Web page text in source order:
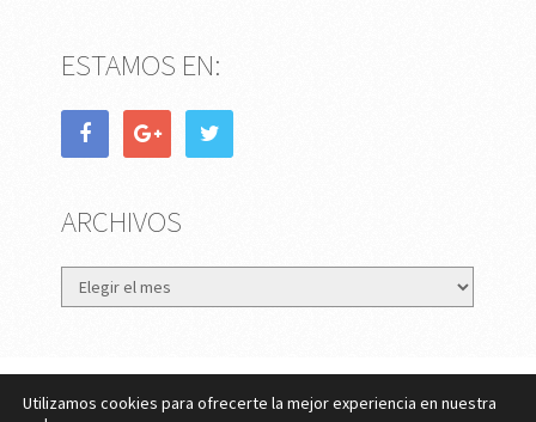
ESTAMOS EN:
ARCHIVOS
Archivos
Utilizamos cookies para ofrecerte la mejor experiencia en nuestra